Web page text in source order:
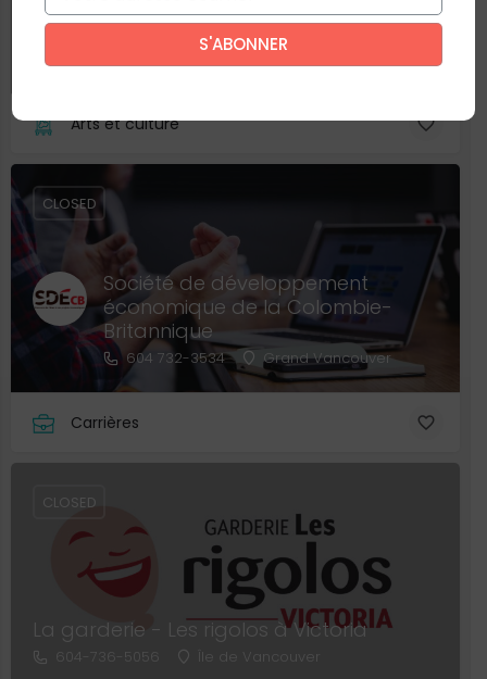
Théâtre la Seizième
Arts et culture
Société de développement
économique de la Colombie-
Britannique
604 732-3534 Grand Vancouver
CLOSED
Carrières
La garderie - Les rigolos à Victoria
604-736-5056 Île de Vancouver
CLOSED
Ce site est protégé par reCAPTCHA. Lapolitique de confidentialité